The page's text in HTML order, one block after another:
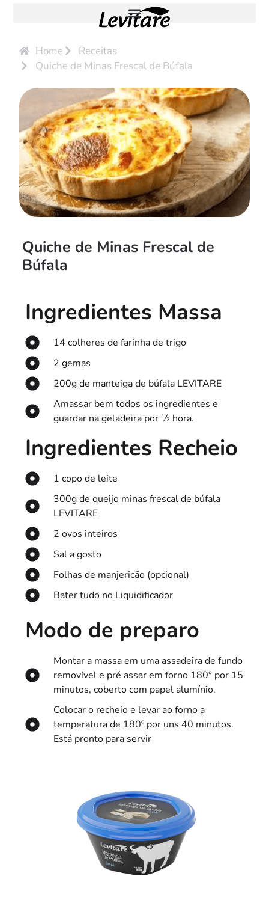
Home
Receitas
Quiche de Minas Frescal de Búfala
Quiche de Minas Frescal de
Búfala
Ingredientes Massa
14 colheres de farinha de trigo
2 gemas
200g de manteiga de búfala LEVITARE
Amassar bem todos os ingredientes e
guardar na geladeira por ½ hora.
Ingredientes Recheio
1 copo de leite
300g de queijo minas frescal de búfala
LEVITARE
2 ovos inteiros
Sal a gosto
Folhas de manjericão (opcional)
Bater tudo no Liquidificador
Modo de preparo
Montar a massa em uma assadeira de fundo
removível e pré assar em forno 180° por 15
minutos, coberto com papel alumínio.
Colocar o recheio e levar ao forno a
temperatura de 180º por uns 40 minutos.
Está pronto para servir